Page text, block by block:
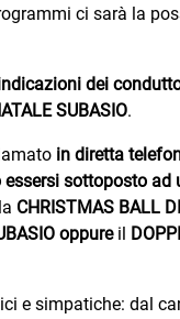
ci sarà la
dei
SUBASIO.
in diretta
essersi sottoposto ad
CHRISTMAS BALL
oppureil
e simpatiche: dal